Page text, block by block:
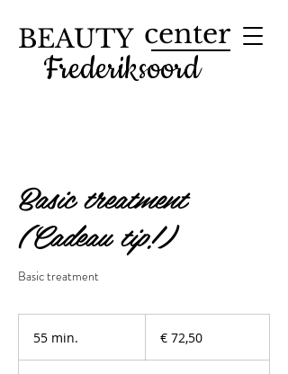
BEAUTY center
Frederiksoord
Basic treatment
(Cadeau tip!)
Basic treatment
55 min. € 72,50